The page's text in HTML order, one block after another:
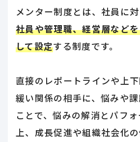
メンター制度とは、社員に
社員や管理職、経営層など
して設定する制度です。
直接のレポートラインや上
緩い関係の相手に、悩みや
ことで、悩みの解消とパフ
上、成長促進や組織社会化